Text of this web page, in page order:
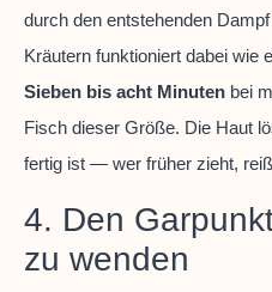
durch den entstehenden
Kräutern funktioniert dabei wie
Sieben bis acht Minuten bei
Fisch dieser Größe. Die Haut
fertig ist — wer früher zieht,
4. Den
zu wenden